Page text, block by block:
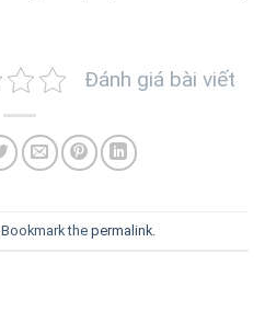
Đánh giá bài viết
. Bookmark the permalink